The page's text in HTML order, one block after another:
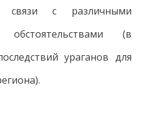
связи с различными
обстоятельствами (в
ураганов для